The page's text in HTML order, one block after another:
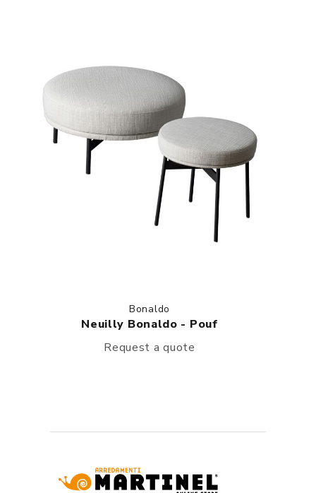
Bonaldo
Neuilly Bonaldo - Pouf
Request a quote